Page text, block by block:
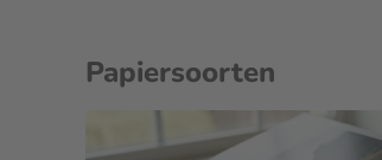
Papiersoorten